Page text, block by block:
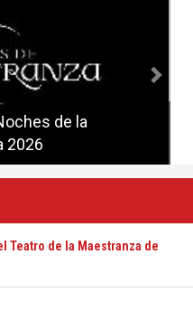
de la
2026
en
Teatro de la Maestranza de